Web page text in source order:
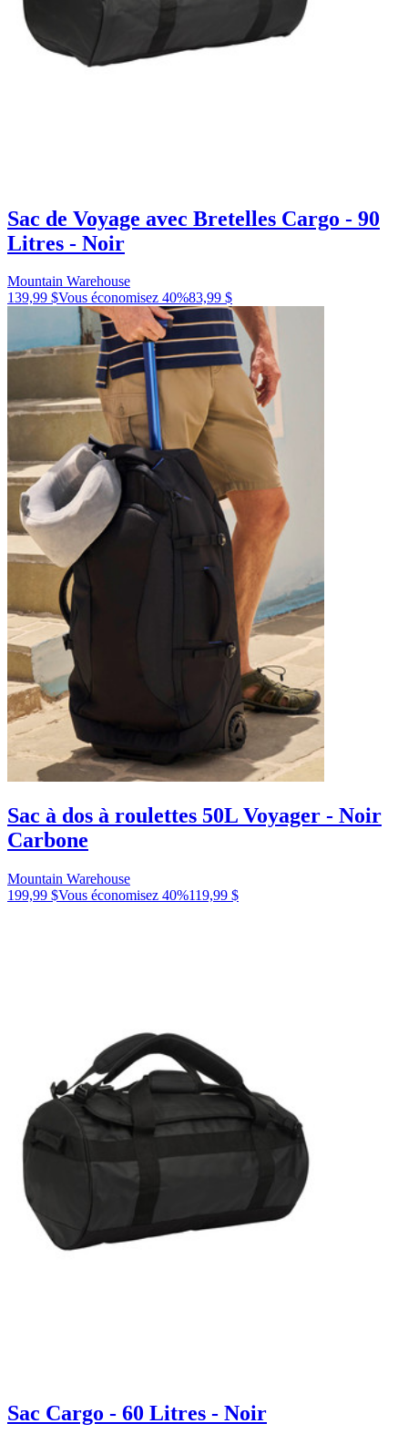
Sac de Voyage avec Bretelles Cargo - 90
Litres - Noir
Mountain Warehouse
139,99 $Vous économisez 40%83,99 $
Sac à dos à roulettes 50L Voyager - Noir
Carbone
Mountain Warehouse
199,99 $Vous économisez 40%119,99 $
Sac Cargo - 60 Litres - Noir